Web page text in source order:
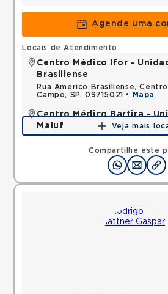
Agende uma
Compartilhe este
Locais de Atendimento
Centro Médico Ifor -
Brasiliense
Rua Americo Brasiliense,
Campo, SP, 09715021 •
Mapa
Centro Médico Bartira -
Maluf
Avenida Alfredo Maluf, Jardim
Santo Andre, SP, 09240410 •
Veja mais